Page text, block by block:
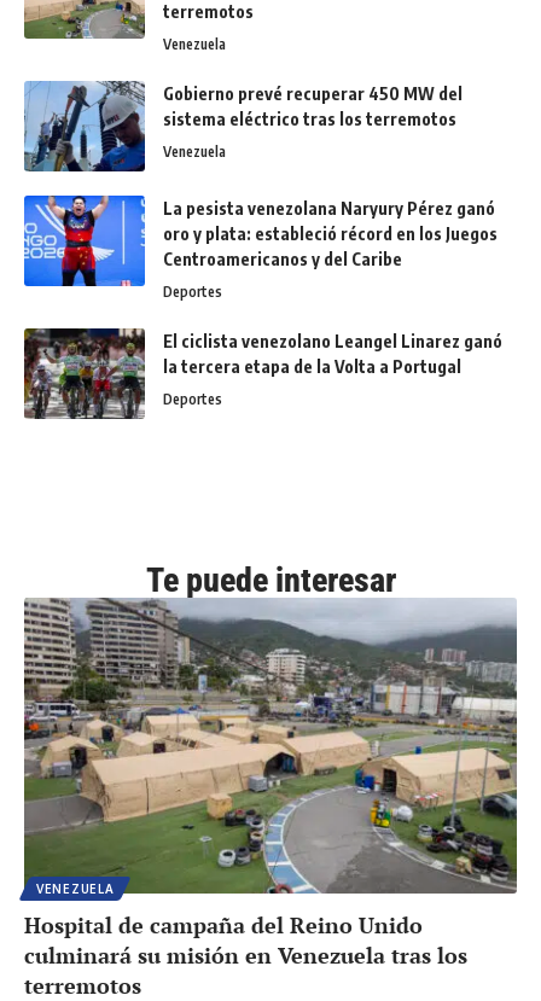
terremotos
Venezuela
Gobierno prevé recuperar 450 MW del
sistema eléctrico tras los terremotos
Venezuela
La pesista venezolana Naryury Pérez ganó
oro y plata: estableció récord en los Juegos
Centroamericanos y del Caribe
Deportes
El ciclista venezolano Leangel Linarez ganó
la tercera etapa de la Volta a Portugal
Deportes
Te puede interesar
VENEZUELA
Hospital de campaña del Reino Unido
culminará su misión en Venezuela tras los
terremotos